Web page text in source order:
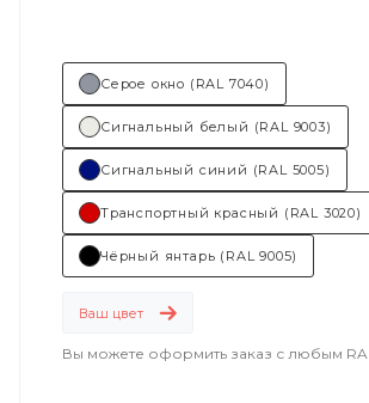
Состав (тип связующего):
(полиуретановая).
Основные отрасли применения:
объекты железнодорожного
машиностроение
Серое окно (RAL 7040)
Сигнальный белый (RAL 9003)
Сигнальный синий (RAL 5005)
Транспортный красный (RAL 3020)
Чёрный янтарь (RAL 9005)
Ваш цвет
Вы можете оформить заказ с любым